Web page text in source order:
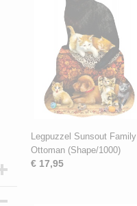
Legpuzzel Sunsout Family
Ottoman (Shape/1000)
€ 17,95